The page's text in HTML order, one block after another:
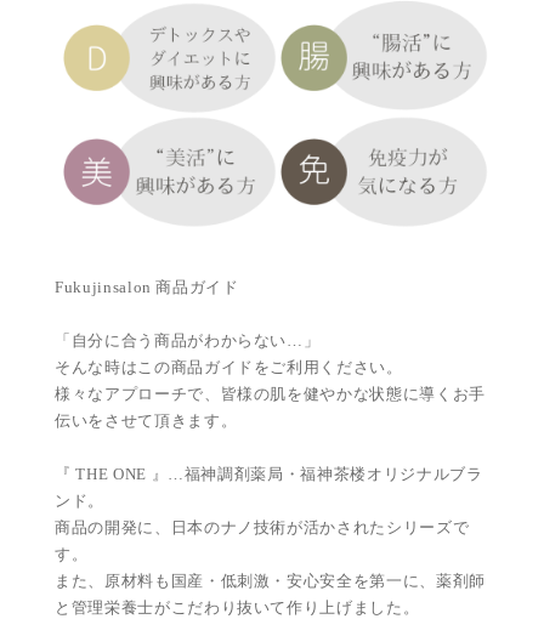
Fukujinsalon 商品ガイド
「自分に合う商品がわからない…」
そんな時はこの商品ガイドをご利用ください。
様々なアプローチで、皆様の肌を健やかな状態に導くお手
伝いをさせて頂きます。
『 THE ONE 』…福神調剤薬局・福神茶楼オリジナルブラ
ンド。
商品の開発に、日本のナノ技術が活かされたシリーズで
す。
また、原材料も国産・低刺激・安心安全を第一に、薬剤師
と管理栄養士がこだわり抜いて作り上げました。